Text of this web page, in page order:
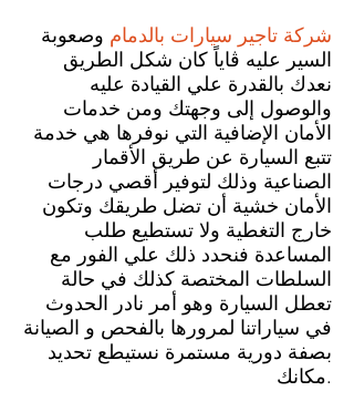
شركة تاجير سيارات بالدمام وصعوبة
السير عليه ڤاياً كان شكل الطريق
نعدك بالقدرة علي القيادة عليه
والوصول إلى وجهتك ومن خدمات
الأمان الإضافية التي نوفرها هي خدمة
تتبع السيارة عن طريق الأقمار
الصناعية وذلك لتوفير أقصي درجات
الأمان خشية أن تضل طريقك وتكون
خارج التغطية ولا تستطيع طلب
المساعدة فنحدد ذلك علي الفور مع
السلطات المختصة كذلك في حالة
تعطل السيارة وهو أمر نادر الحدوث
في سياراتنا لمرورها بالفحص و الصيانة
بصفة دورية مستمرة نستيطع تحديد
مكانك.